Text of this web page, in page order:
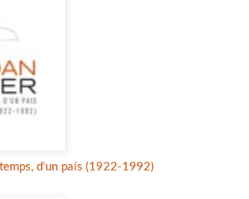
d'un país (1922-1992)